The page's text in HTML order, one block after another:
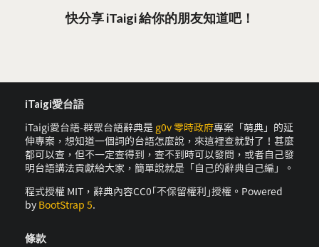
快分享 iTaigi 給你的朋友知道吧！
iTaigi愛台語
iTaigi愛台語-群眾台語辭典是 g0v 零時政府專案「萌典」的延
伸專案，想知道一個詞的台語怎麼說，來這裡查就對了！甚麼
都可以查，但不一定查得到，查不到時可以發問，或者自己發
明台語講法貢獻給大家，簡單說就是「自己的辭典自己編」。
程式授權 MIT，辭典內容CC0｢不保留權利｣授權。Powered
by BootStrap 5.
條款